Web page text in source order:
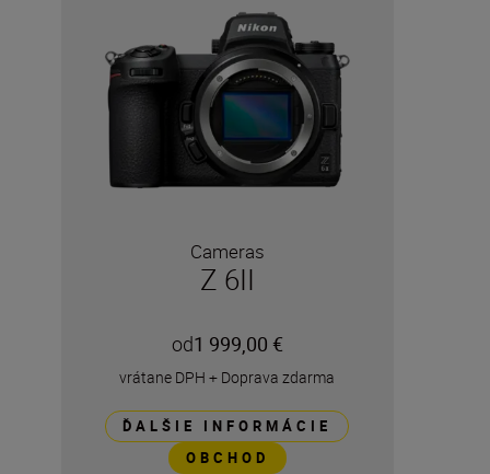
Cameras
Z 6II
od1 999,00 €
vrátane DPH + Doprava zdarma
ĎALŠIE INFORMÁCIE
OBCHOD